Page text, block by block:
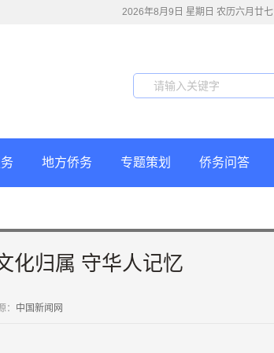
2026年8月9日 星期日 农历六月廿七
地方侨务 专题策划 侨务问答
化归属 守华人记忆
中国新闻网